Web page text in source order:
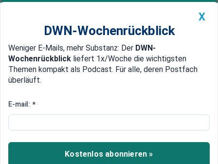
Newsticker MEIN DWN: Geldanlage Premium
Edelmetalle DWN-Magazin China
Neue EU-Gebäuderichtlinie: Es
Energieausweis für Millionen
Eigentümer
X
DWN-Wochenrückblick
Weniger E-Mails, mehr Substanz: Der DWN-
Wochenrückblick liefert 1x/Woche die wichtigsten
Themen kompakt als Podcast. Für alle, deren Postfach
überläuft.
E-mail: *
Kostenlos abonnieren »